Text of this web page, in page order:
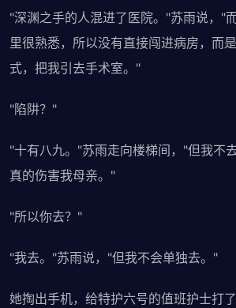
"深渊之手的人混进了医院。"苏雨说，"
里很熟悉，所以没有直接闯进病房，而
式，把我引去手术室。"
"陷阱？"
"十有八九。"苏雨走向楼梯间，"但我不
真的伤害我母亲。"
"所以你去？"
"我去。"苏雨说，"但我不会单独去。"
她掏出手机，给特护六号的值班护士打